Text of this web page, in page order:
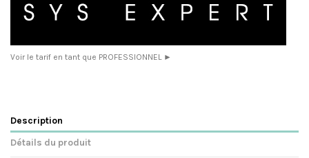
Voir le tarif en tant que PROFESSIONNEL ►
Description
Détails du produit